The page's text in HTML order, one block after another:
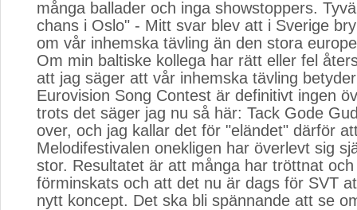
många ballader och inga showstoppers.
chans i Oslo" - Mitt svar blev att i Sverige
om vår inhemska tävling än den stora
Om min baltiske kollega har rätt eller fel
att jag säger att vår inhemska tävling
Eurovision Song Contest är definitivt ingen
trots det säger jag nu så här: Tack Gode
over, och jag kallar det för "eländet" därför
Melodifestivalen onekligen har överlevt sig
stor. Resultatet är att många har tröttnat
förminskats och att det nu är dags för SVT
nytt koncept. Det ska bli spännande att se